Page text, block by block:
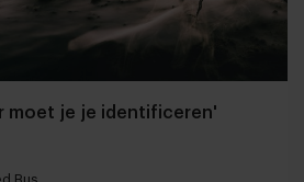
moet je je identificeren'
Bus